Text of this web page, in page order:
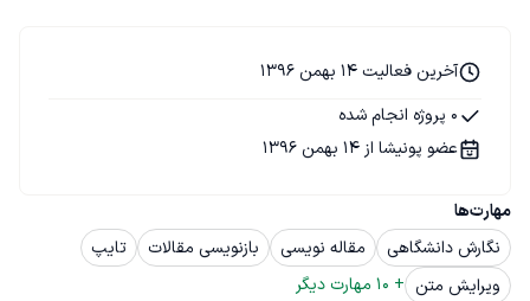
مهارت‌ها
نگارش دانشگاهی
مقاله نویسی بازنویسی مقالات
تایپ
ویرایش متن +
10 مهارت دیگر
آخرین فعالیت 14 بهمن 1396
0 پروژه انجام شده
عضو پونیشا از 14 بهمن 1396